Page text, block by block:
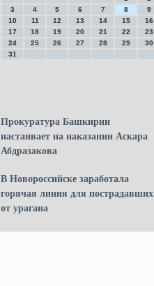
3
4 5 6 7 8
9
10
11 12 13 14 15
16
17
18 19 20 21 22
23
24
25 26 27 28 29
30
31
Прокуратура Башкирии
настаивает на наказании Аскара
Абдразакова
В Новороссийске заработала
горячая линия для пострадавших
от урагана